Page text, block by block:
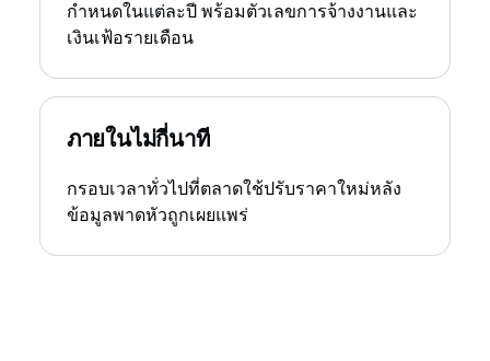
กำหนดในแต่ละปี พร้อมตัวเลขการจ้างงานและ
เงินเฟ้อรายเดือน
ภายในไม่กี่นาที
กรอบเวลาทั่วไปที่ตลาดใช้ปรับราคาใหม่หลัง
ข้อมูลพาดหัวถูกเผยแพร่